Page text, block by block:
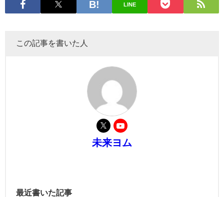
LINE
この記事を書いた人
未来ヨム
最近書いた記事